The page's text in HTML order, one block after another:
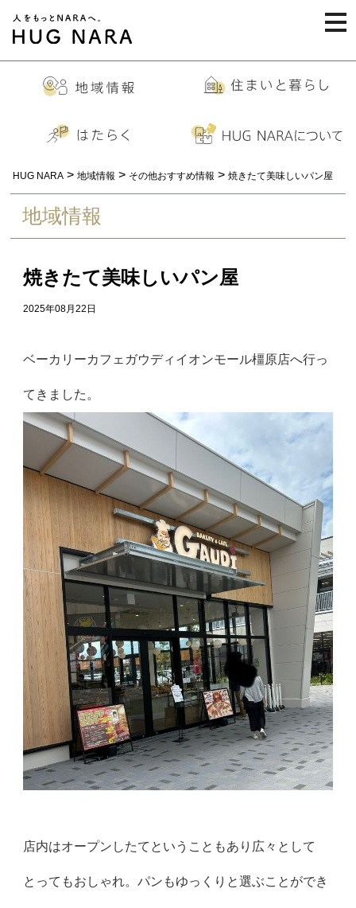
HUG NARA > 地域情報 > その他おすすめ情報 > 焼きたて美味しいパン屋
地域情報
焼きたて美味しいパン屋
2025年08月22日
ベーカリーカフェガウディイオンモール橿原店へ行っ
てきました。
店内はオープンしたてということもあり広々として
とってもおしゃれ。パンもゆっくりと選ぶことができ